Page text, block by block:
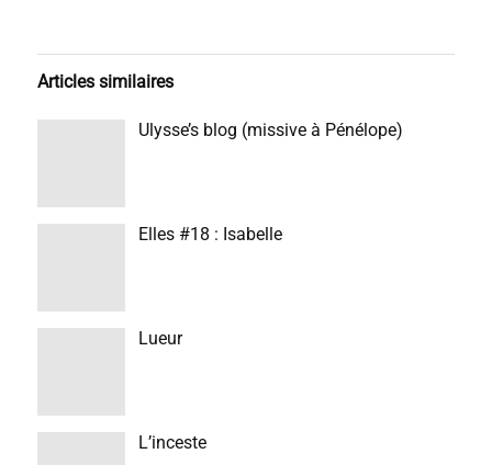
Articles similaires
Ulysse’s blog (missive à Pénélope)
Elles #18 : Isabelle
Lueur
L’inceste